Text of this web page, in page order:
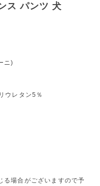
パンツ 犬
ニ)
ウレタン5％
る場合がございますので予